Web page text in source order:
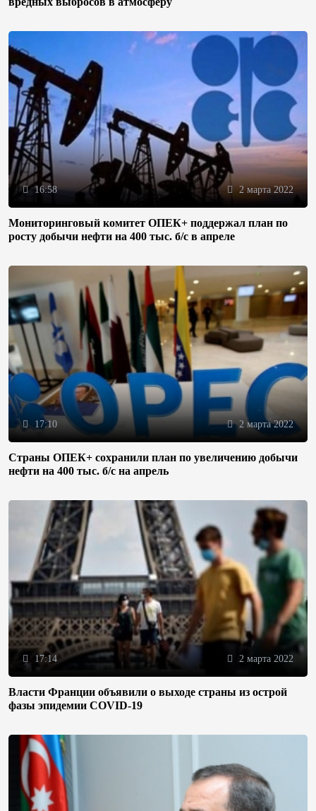
16:58 2 марта 2022
Мониторинговый комитет ОПЕК+ поддержал план по
росту добычи нефти на 400 тыс. б/с в апреле
17:10 2 марта 2022
Страны ОПЕК+ сохранили план по увеличению добычи
нефти на 400 тыс. б/с на апрель
17:14 2 марта 2022
Власти Франции объявили о выходе страны из острой
фазы эпидемии COVID-19